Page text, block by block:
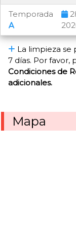
Temporada
La limpieza se
7 días. Por favor,
Condiciones de
adicionales.
Mapa